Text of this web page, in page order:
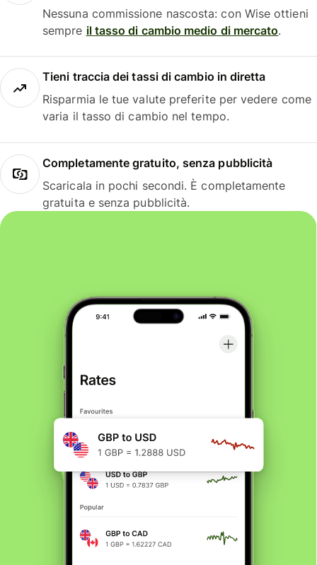
Nessuna commissione nascosta: con Wise ottieni
sempre il tasso di cambio medio di mercato.
Tieni traccia dei tassi di cambio in diretta
Risparmia le tue valute preferite per vedere come
varia il tasso di cambio nel tempo.
Completamente gratuito, senza pubblicità
Scaricala in pochi secondi. È completamente
gratuita e senza pubblicità.